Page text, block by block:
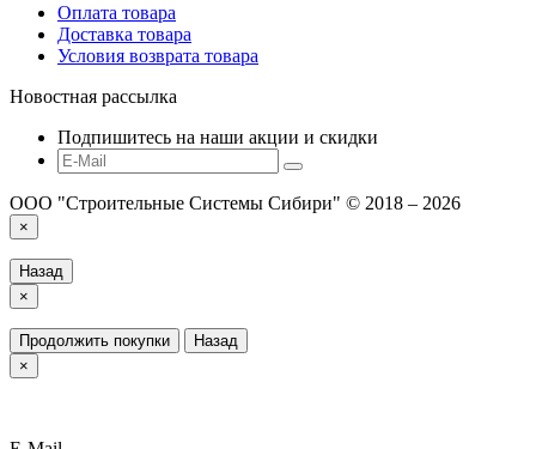
Оплата товара
Доставка товара
Условия возврата товара
Новостная рассылка
Подпишитесь на наши акции и скидки
ООО "Строительные Системы Сибири" © 2018 – 2026
×
Назад
×
Продолжить покупки
Назад
×